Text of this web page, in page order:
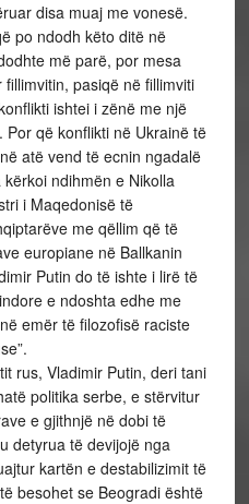
disa muaj me vonesë.
po ndodh këto ditë në
më parë, por mesa
pasiqë në fillimviti
ishtei i zënë me një
që konflikti në Ukrainë të
atë vend të ecnin ngadalë
ndihmën e Nikolla
i Maqedonisë të
me qëllim që të
europiane në Ballkanin
Putin do të ishte i lirë të
e ndoshta edhe me
emër të filozofisë raciste
rus, Vladimir Putin, deri tani
politika serbe, e stërvitur
e gjithnjë në dobi të
detyrua të devijojë nga
kartën e destabilizimit të
besohet se Beogradi është